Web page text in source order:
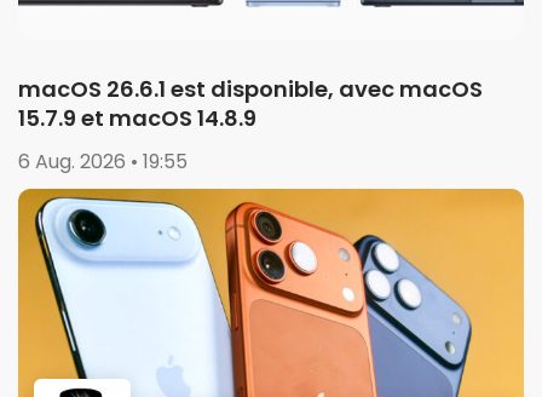
macOS 26.6.1 est disponible, avec macOS
15.7.9 et macOS 14.8.9
6 Aug. 2026 • 19:55